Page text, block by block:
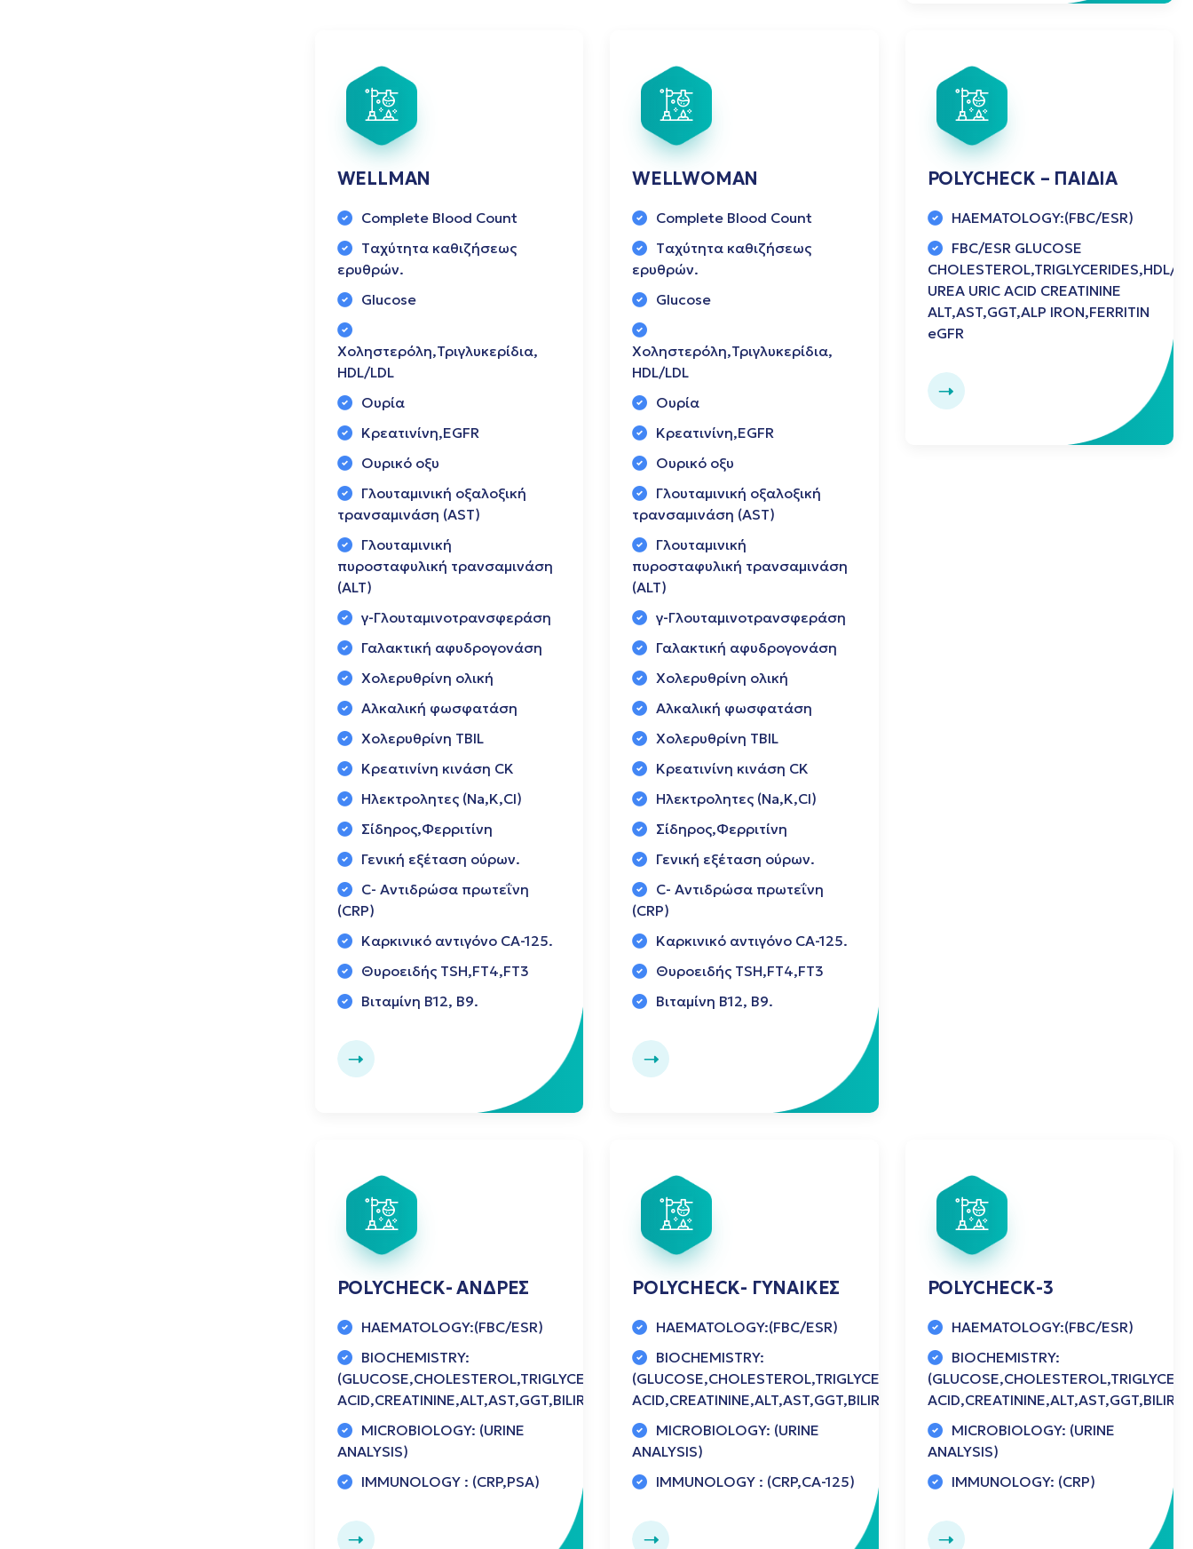
WELLMAN
Complete Blood Count
Tαχύτητα καθιζήσεως
ερυθρών.
Glucose
Xοληστερόλη,Τριγλυκερίδια,
HDL/LDL
Ουρία
Κρεατινίνη,EGFR
Ουρικό οξυ
Γλουταμινική οξαλοξική
τρανσαμινάση (AST)
Γλουταμινική
πυροσταφυλική τρανσαμινάση
(ALT)
γ-Γλουταμινοτρανσφεράση
Γαλακτική αφυδρογονάση
Χολερυθρίνη ολική
Αλκαλική φωσφατάση
Χολερυθρίνη TBIL
Κρεατινίνη κινάση CK
Ηλεκτρολητες (Na,K,Cl)
Σίδηρος,Φερριτίνη
Γενική εξέταση ούρων.
C- Αντιδρώσα πρωτεΐνη
(CRP)
Καρκινικό αντιγόνο CΑ-125.
Θυροειδής TSH,FT4,FT3
Βιταμίνη Β12, Β9.
WELLWOMAN
Complete Blood Count
Tαχύτητα καθιζήσεως
ερυθρών.
Glucose
Xοληστερόλη,Τριγλυκερίδια,
HDL/LDL
Ουρία
Κρεατινίνη,EGFR
Ουρικό οξυ
Γλουταμινική οξαλοξική
τρανσαμινάση (AST)
Γλουταμινική
πυροσταφυλική τρανσαμινάση
(ALT)
γ-Γλουταμινοτρανσφεράση
Γαλακτική αφυδρογονάση
Χολερυθρίνη ολική
Αλκαλική φωσφατάση
Χολερυθρίνη TBIL
Κρεατινίνη κινάση CK
Ηλεκτρολητες (Na,K,Cl)
Σίδηρος,Φερριτίνη
Γενική εξέταση ούρων.
C- Αντιδρώσα πρωτεΐνη
(CRP)
Καρκινικό αντιγόνο CΑ-125.
Θυροειδής TSH,FT4,FT3
Βιταμίνη Β12, Β9.
POLYCHECK – ΠΑΙΔΙΑ
HAEMATOLOGY:(FBC/ESR)
FBC/ESR GLUCOSE
CHOLESTEROL,TRIGLYCERIDES,HDL/
UREA URIC ACID CREATININE
ALT,AST,GGT,ALP IRON,FERRITIN
eGFR
POLYCHECK- ΑΝΔΡΕΣ
HAEMATOLOGY:(FBC/ESR)
BIOCHEMISTRY:
(GLUCOSE,CHOLESTEROL,TRIGLYCERIDES,HDL/LDL,UREA,URIC
ACID,CREATININE,ALT,AST,GGT,BILIRUBIN,ALP,LDH,IRON,eGFR)
MICROBIOLOGY: (URINE
ANALYSIS)
IMMUNOLOGY : (CRP,PSA)
POLYCHECK- ΓΥΝΑΙΚΕΣ
HAEMATOLOGY:(FBC/ESR)
BIOCHEMISTRY:
(GLUCOSE,CHOLESTEROL,TRIGLYCERIDES,HDL/LDL,UREA,URIC
ACID,CREATININE,ALT,AST,GGT,BILIRUBIN,ALP,LDH,IRON,FERRITIN,eGFR)
MICROBIOLOGY: (URINE
ANALYSIS)
IMMUNOLOGY : (CRP,CA-125)
POLYCHECK-3
HAEMATOLOGY:(FBC/ESR)
BIOCHEMISTRY:
MICROBIOLOGY: (URINE
ANALYSIS)
IMMUNOLOGY: (CRP)